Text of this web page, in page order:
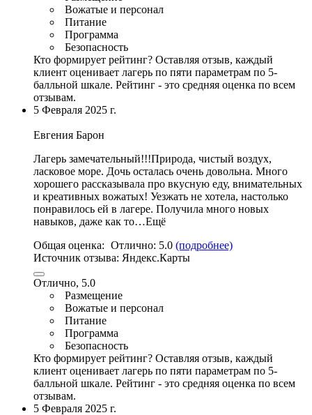
Вожатые и персонал
Питание
Программа
Безопасность
Кто формирует рейтинг? Оставляя отзыв, каждый
клиент оценивает лагерь по пяти параметрам по 5-
балльной шкале. Рейтинг - это средняя оценка по всем
отзывам.
5 Февраля 2025 г.
Евгения Барон
Лагерь замечательный!!!Природа, чистый воздух,
ласковое море. Дочь осталась очень довольна. Много
хорошего рассказывала про вкусную еду, внимательных
и креативных вожатых! Уезжать не хотела, настолько
понравилось ей в лагере. Получила много новых
навыков, даже как то…Ещё
Общая оценка: Отлично: 5.0 (подробнее)
Источник отзыва: Яндекс.Карты
Отлично, 5.0
Размещение
Вожатые и персонал
Питание
Программа
Безопасность
Кто формирует рейтинг? Оставляя отзыв, каждый
клиент оценивает лагерь по пяти параметрам по 5-
балльной шкале. Рейтинг - это средняя оценка по всем
отзывам.
5 Февраля 2025 г.